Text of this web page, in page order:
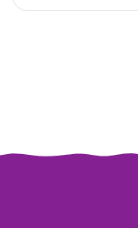
Tratamiento 400gr